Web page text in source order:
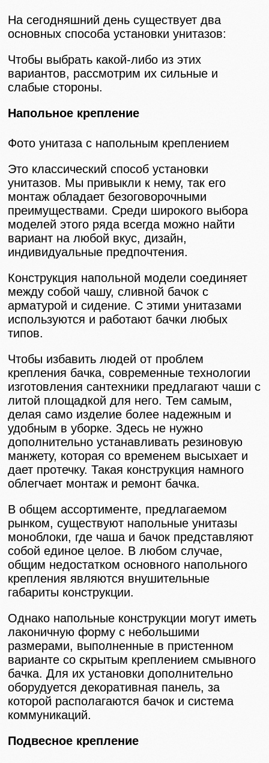
На сегодняшний день существует два
основных способа установки унитазов:
Чтобы выбрать какой-либо из этих
вариантов, рассмотрим их сильные и
слабые стороны.
Напольное крепление
Фото унитаза с напольным креплением
Это классический способ установки
унитазов. Мы привыкли к нему, так его
монтаж обладает безоговорочными
преимуществами. Среди широкого выбора
моделей этого ряда всегда можно найти
вариант на любой вкус, дизайн,
индивидуальные предпочтения.
Конструкция напольной модели соединяет
между собой чашу, сливной бачок с
арматурой и сидение. С этими унитазами
используются и работают бачки любых
типов.
Чтобы избавить людей от проблем
крепления бачка, современные технологии
изготовления сантехники предлагают чаши с
литой площадкой для него. Тем самым,
делая само изделие более надежным и
удобным в уборке. Здесь не нужно
дополнительно устанавливать резиновую
манжету, которая со временем высыхает и
дает протечку. Такая конструкция намного
облегчает монтаж и ремонт бачка.
В общем ассортименте, предлагаемом
рынком, существуют напольные унитазы
моноблоки, где чаша и бачок представляют
собой единое целое. В любом случае,
общим недостатком основного напольного
крепления являются внушительные
габариты конструкции.
Однако напольные конструкции могут иметь
лаконичную форму с небольшими
размерами, выполненные в пристенном
варианте со скрытым креплением смывного
бачка. Для их установки дополнительно
оборудуется декоративная панель, за
которой располагаются бачок и система
коммуникаций.
Подвесное крепление